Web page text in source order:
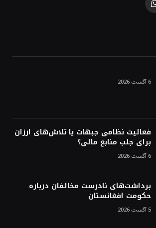
WhatsApp
6 آگست 2026
فعالیت نظامی جبهات یا تلاش‌های ارزان
برای جلب منابع مالی؟
6 آگست 2026
برداشت‌های نادرست مخالفان درباره
حکومت افغانستان
5 آگست 2026